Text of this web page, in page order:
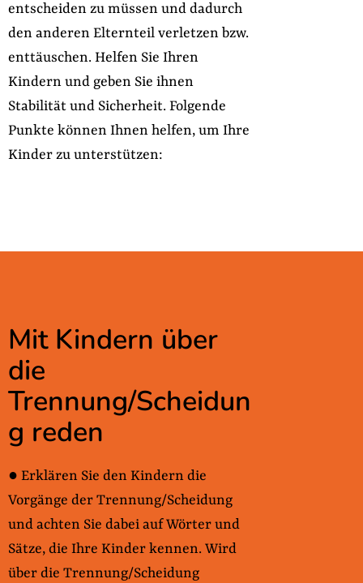
entscheiden zu müssen und dadurch
den anderen Elternteil verletzen bzw.
enttäuschen. Helfen Sie Ihren
Kindern und geben Sie ihnen
Stabilität und Sicherheit. Folgende
Punkte können Ihnen helfen, um Ihre
Kinder zu unterstützen:
Mit Kindern über
die
Trennung/Scheidun
g reden
● Erklären Sie den Kindern die
Vorgänge der Trennung/Scheidung
und achten Sie dabei auf Wörter und
Sätze, die Ihre Kinder kennen. Wird
über die Trennung/Scheidung